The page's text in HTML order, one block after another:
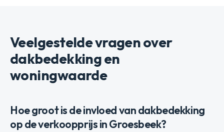
Veelgestelde vragen over
dakbedekking en
woningwaarde
Hoe groot is de invloed van dakbedekking
op de verkoopprijs in Groesbeek?